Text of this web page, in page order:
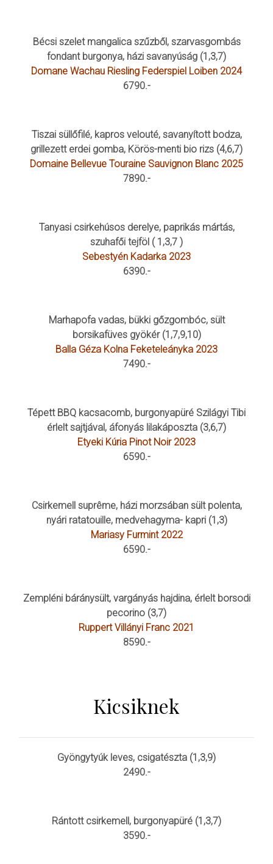
Bécsi szelet mangalica szűzből, szarvasgombás
fondant burgonya, házi savanyúság (1,3,7)
Domane Wachau Riesling Federspiel Loiben 2024
6790.-
Tiszai süllőfilé, kapros velouté, savanyított bodza,
grillezett erdei gomba, Körös-menti bio rizs (4,6,7)
Domaine Bellevue Touraine Sauvignon Blanc 2025
7890.-
Tanyasi csirkehúsos derelye, paprikás mártás,
szuhafői tejföl ( 1,3,7 )
Sebestyén Kadarka 2023
6390.-
Marhapofa vadas, bükki gőzgombóc, sült
borsikafüves gyökér (1,7,9,10)
Balla Géza Kolna Feketeleányka 2023
7490.-
Tépett BBQ kacsacomb, burgonyapüré Szilágyi Tibi
érlelt sajtjával, áfonyás lilakáposzta (3,6,7)
Etyeki Kúria Pinot Noir 2023
6590.-
Csirkemell suprême, házi morzsában sült polenta,
nyári ratatouille, medvehagyma- kapri (1,3)
Mariasy Furmint 2022
6590.-
Zempléni báránysült, vargányás hajdina, érlelt borsodi
pecorino (3,7)
Ruppert Villányi Franc 2021
8590.-
Kicsiknek
Gyöngytyúk leves, csigatészta (1,3,9)
2490.-
Rántott csirkemell, burgonyapüré (1,3,7)
3590.-